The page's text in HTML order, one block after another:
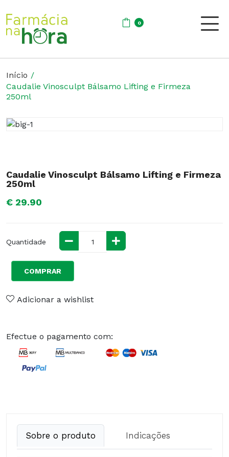
0
Início
Caudalie Vinosculpt Bálsamo Lifting e Firmeza
250ml
Caudalie Vinosculpt Bálsamo Lifting e Firmeza
250ml
€ 29.90
Quantidade
COMPRAR
Adicionar a wishlist
Efectue o pagamento com:
Sobre o produto Indicações